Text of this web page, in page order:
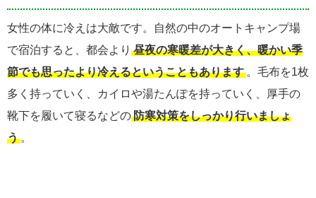
女性の体に冷えは大敵です。自然の中のオートキャンプ場
で宿泊すると、都会より 昼夜の寒暖差が大きく、暖かい季
節でも思ったより冷えるということもあります 。毛布を1枚
多く持っていく、カイロや湯たんぽを持っていく、厚手の
靴下を履いて寝るなどの防寒対策をしっかり行いましょ
う 。